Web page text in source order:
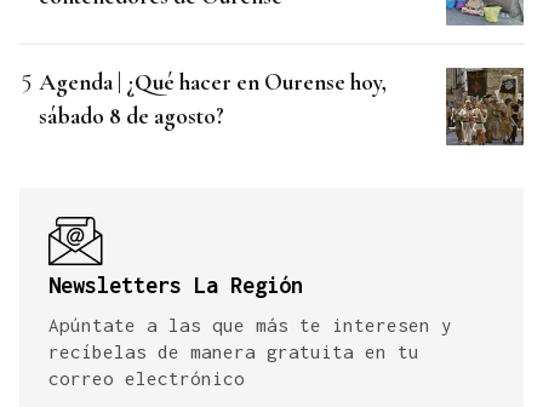
Agenda | ¿Qué hacer en Ourense hoy,
sábado 8 de agosto?
Newsletters La Región
Apúntate a las que más te interesen y
recíbelas de manera gratuita en tu
correo electrónico